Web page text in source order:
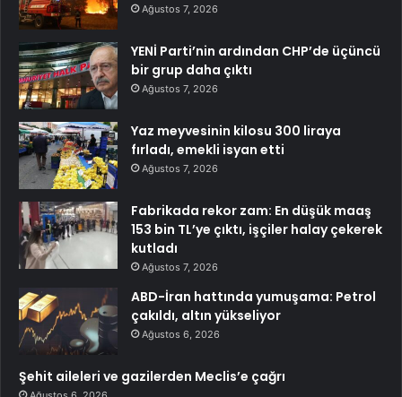
Ağustos 7, 2026
YENİ Parti’nin ardından CHP’de üçüncü
bir grup daha çıktı
Ağustos 7, 2026
Yaz meyvesinin kilosu 300 liraya
fırladı, emekli isyan etti
Ağustos 7, 2026
Fabrikada rekor zam: En düşük maaş
153 bin TL’ye çıktı, işçiler halay çekerek
kutladı
Ağustos 7, 2026
ABD-İran hattında yumuşama: Petrol
çakıldı, altın yükseliyor
Ağustos 6, 2026
Şehit aileleri ve gazilerden Meclis’e çağrı